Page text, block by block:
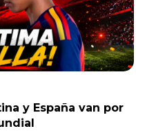
y España van por